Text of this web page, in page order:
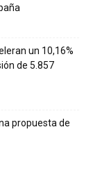
un 10,16%
de 5.857
propuesta de